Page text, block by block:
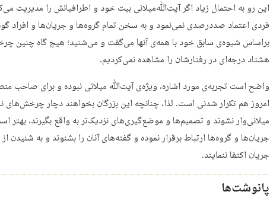
این رو به احتمال زیاد اگر آیت‌ﷲ‌میلانی بیت خود و اطرافیانش را مدیریت
فردی اعتماد صددرصدی نمی‌نمود و به سخن تمام گروه‌ها و جریان‌ها و افراد
براساس شیوه‌ی سابق خود با همه‌ی آنها می‌گفت و می‌شنید؛ هیچ گاه چنین
هشتاد درجه‌ای در رفتارشان را مشاهده نمی‌کردیم.
واضح است تجربه‌ی مورد اشاره، ویژه‌ی آیت‌ﷲ میلانی نبوده و برای صاحب
امروز هم تکرار شدنی است. لذا، چنانچه این بزرگان بخواهند دچار چرخش‌های
میلانی‌وار نشوند و تصمیم‌ها و موضع‌گیری‌های نزدیک‌تر به واقع بگیرند، بهتر
جریان‌ها و گروه‌ها ارتباط برقرار نموده و گفته‌های آنان را بشنوند و به شنیدن
جریان اکتفا ننمایند.
پانوشت‌ها